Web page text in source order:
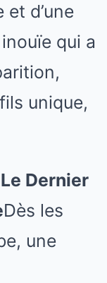
et d’une
qui a
unique,
Dernier
Dès les
une